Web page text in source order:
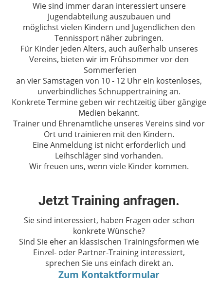
Wie sind immer daran interessiert unsere
Jugendabteilung auszubauen und
möglichst vielen Kindern und Jugendlichen den
Tennissport näher zubringen.
Für Kinder jeden Alters, auch außerhalb unseres
Vereins, bieten wir im Frühsommer vor den
Sommerferien
an vier Samstagen von 10 - 12 Uhr ein kostenloses,
unverbindliches Schnuppertraining an.
Konkrete Termine geben wir rechtzeitig über gängige
Medien bekannt.
Trainer und Ehrenamtliche unseres Vereins sind vor
Ort und trainieren mit den Kindern.
Eine Anmeldung ist nicht erforderlich und
Leihschläger sind vorhanden.
Wir freuen uns, wenn viele Kinder kommen.
Jetzt Training anfragen.
Sie sind interessiert, haben Fragen oder schon
konkrete Wünsche?
Sind Sie eher an klassischen Trainingsformen wie
Einzel- oder Partner-Training interessiert,
sprechen Sie uns einfach direkt an.
Zum Kontaktformular